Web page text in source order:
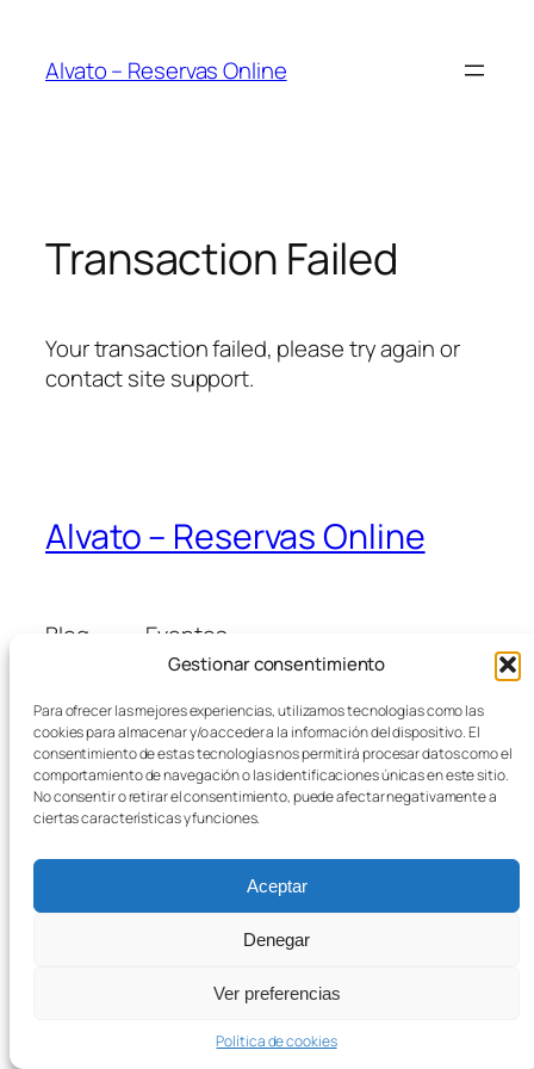
Gestionar consentimiento
Para ofrecer las mejores experiencias, utilizamos tecnologías como las
cookies para almacenar y/o acceder a la información del dispositivo. El
consentimiento de estas tecnologías nos permitirá procesar datos como el
comportamiento de navegación o las identificaciones únicas en este sitio.
No consentir o retirar el consentimiento, puede afectar negativamente a
ciertas características y funciones.
Aceptar
Denegar
Ver preferencias
Política de cookies
contenido
Alvato – Reservas Online
Transaction Failed
Your transaction failed, please try again or
contact site support.
Alvato – Reservas Online
Blog
Autores
Eventos
Tienda
Temas
Twenty Twenty-Five